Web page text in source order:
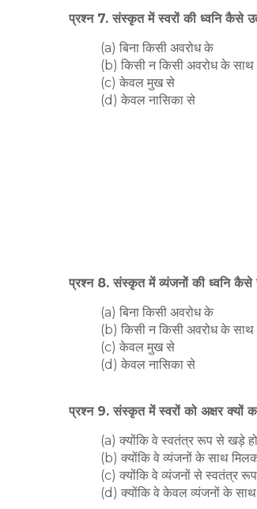
प्रश्न 7. संस्कृत में स्वरों की ध्वनि कैसे
(a) बिना किसी अवरोध के
(b) किसी न किसी अवरोध के साथ
(c) केवल मुख से
(d) केवल नासिका से
प्रश्न 8. संस्कृत में व्यंजनों की ध्वनि कैसे
(a) बिना किसी अवरोध के
(b) किसी न किसी अवरोध के साथ
(c) केवल मुख से
(d) केवल नासिका से
प्रश्न 9. संस्कृत में स्वरों को अक्षर क्यों
(a) क्योंकि वे स्वतंत्र रूप से खड़े
(b) क्योंकि वे व्यंजनों के साथ
(c) क्योंकि वे व्यंजनों से स्वतंत्र
(d) क्योंकि वे केवल व्यंजनों के साथ